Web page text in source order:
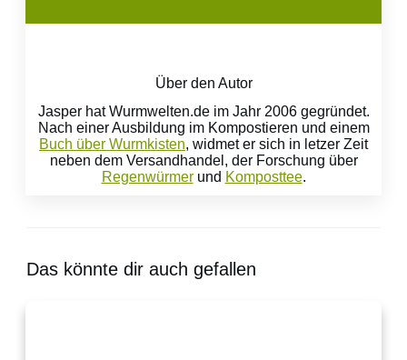
Über den Autor
Jasper hat Wurmwelten.de im Jahr 2006 gegründet.
Nach einer Ausbildung im Kompostieren und einem
Buch über Wurmkisten, widmet er sich in letzer Zeit
neben dem Versandhandel, der Forschung über
Regenwürmerund Komposttee.
Das könnte dir auch gefallen